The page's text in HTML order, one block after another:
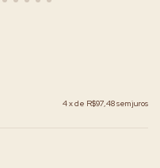
4x de R$97,48sem juros